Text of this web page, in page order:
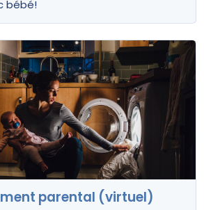
bébé!
parental (virtuel)